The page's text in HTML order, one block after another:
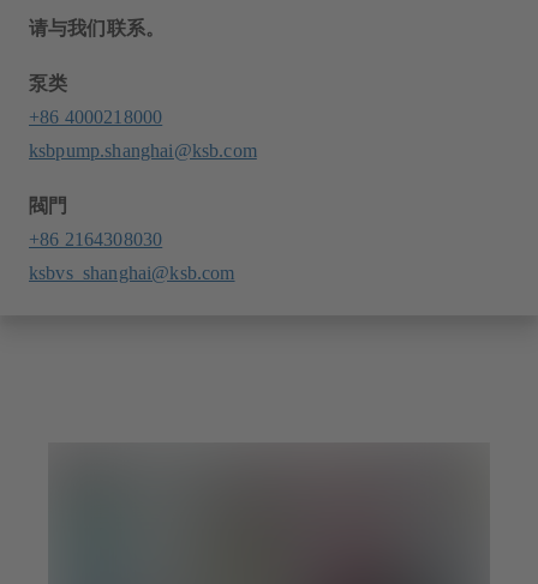
请与我们联系。
泵类
+86 4000218000
ksbpump.shanghai@ksb.com
閥門
+86 2164308030
ksbvs_shanghai@ksb.com